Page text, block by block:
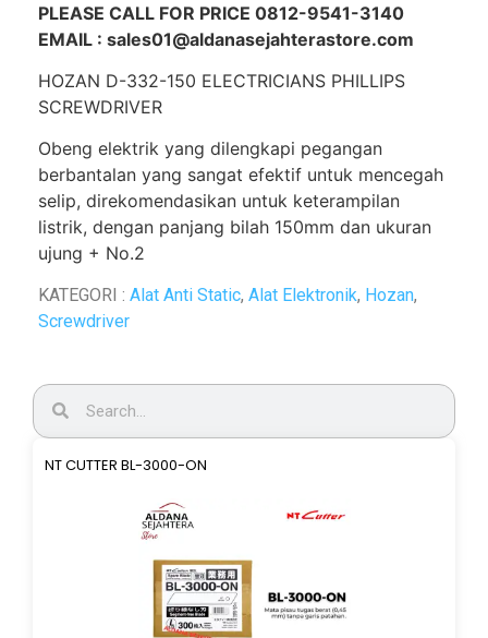
PLEASE CALL FOR PRICE 0812-9541-3140
EMAIL : sales01@aldanasejahterastore.com
HOZAN D-332-150 ELECTRICIANS PHILLIPS
SCREWDRIVER
Obeng elektrik yang dilengkapi pegangan
berbantalan yang sangat efektif untuk mencegah
selip, direkomendasikan untuk keterampilan
listrik, dengan panjang bilah 150mm dan ukuran
ujung + No.2
KATEGORI : Alat Anti Static, Alat Elektronik, Hozan,
Screwdriver
NT CUTTER BL-3000-ON